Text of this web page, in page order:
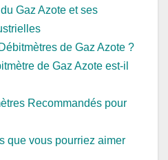
Gaz Azote et ses
de Gaz Azote ?
de Gaz Azote est-il
Recommandés pour
que vous pourriez aimer